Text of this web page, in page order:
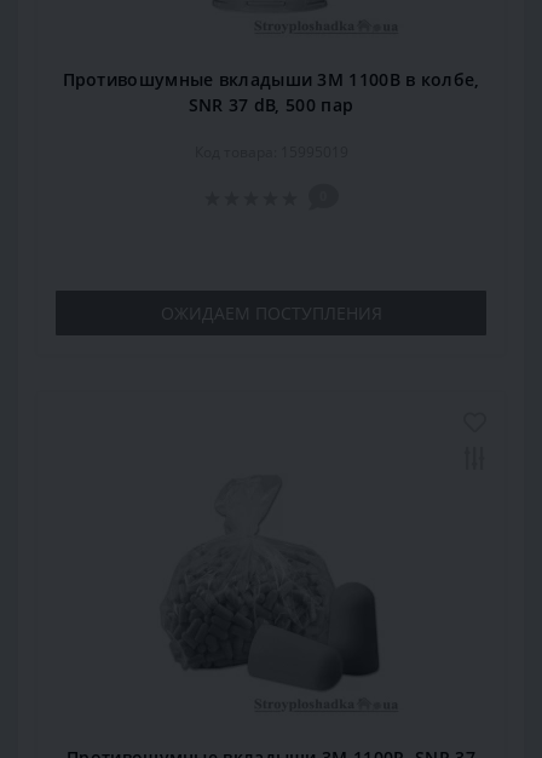
Противошумные вкладыши 3M 1100B в колбе,
SNR 37 dB, 500 пар
ОЖИДАЕМ ПОСТУПЛЕНИЯ